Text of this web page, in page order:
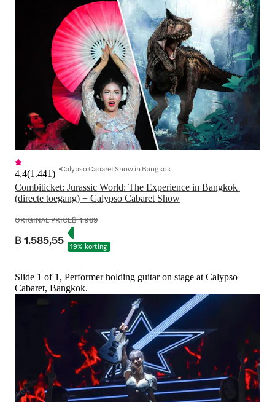
Combiticket: Jurassic World: The Experience in Bangkok
(directe toegang) + Calypso Cabaret Show
4,4(1.441) Calypso Cabaret Show in Bangkok
ORIGINAL PRICE฿ 1.969
฿ 1.585,55 19% korting
Slide 1 of 1, Performer holding guitar on stage at Calypso
Cabaret, Bangkok.